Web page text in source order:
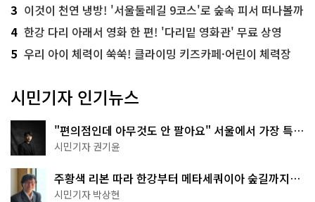
3 이것이 천연 냉방! '서울둘레길 9코스'로 숲속 피서 떠나볼까
4 한강 다리 아래서 영화 한 편! '다리밑 영화관' 무료 상영
5 우리 아이 체력이 쑥쑥! 클라이밍 키즈카페·어린이 체력장
시민기자 인기뉴스
"편의점인데 아무것도 안 팔아요" 서울에서 가장 특별
한 편의점의 정체
시민기자 권기윤
주황색 리본 따라 한강부터 메타세쿼이아 숲길까지…
서울둘레길 15코스
시민기자 박상현